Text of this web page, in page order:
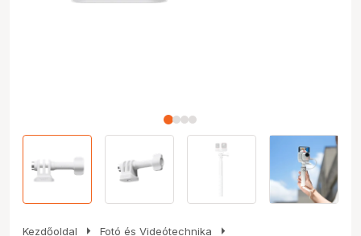
Kezdőoldal arrow_right Fotó és Videótechnika arrow_right